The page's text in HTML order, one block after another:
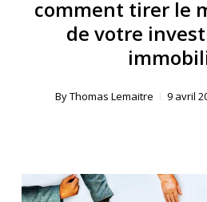
comment tirer le
de votre
ByThomas Lemaitre 9 avril